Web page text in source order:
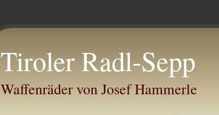
Tiroler Radl-Sepp
Waffenräder von Josef Hammerle